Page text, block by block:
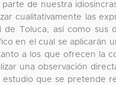
de nuestra
cualitativamente las
de Toluca, así como
en el cual se aplicarán
a los que ofrecen la
una observación
que se pretende